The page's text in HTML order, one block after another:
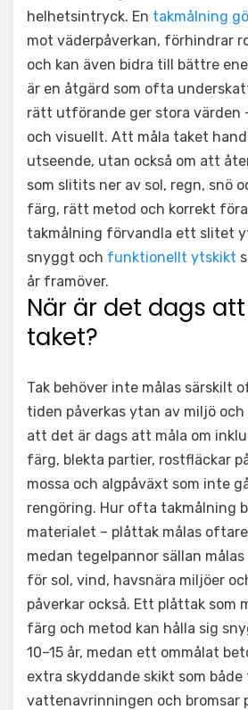
helhetsintryck. En takmålning
mot väderpåverkan, förhindrar
och kan även bidra till bättre
är en åtgärd som ofta
rätt utförande ger stora värden
och visuellt. Att måla taket
utseende, utan också om att
som slitits ner av sol, regn, snö
färg, rätt metod och korrekt
takmålning förvandla ett slitet
snyggt och funktionellt ytskikt
år framöver.
När är det dags
taket?
Tak behöver inte målas särskilt
tiden påverkas ytan av miljö och
att det är dags att måla om
färg, blekta partier, rostfläckar
mossa och algpåväxt som inte
rengöring. Hur ofta takmålning
materialet – plåttak målas
medan tegelpannor sällan målas
för sol, vind, havsnära miljöer
påverkar också. Ett plåttak som
färg och metod kan hålla sig
10–15 år, medan ett ommålat
extra skyddande skikt som
vattenavrinningen och bromsar